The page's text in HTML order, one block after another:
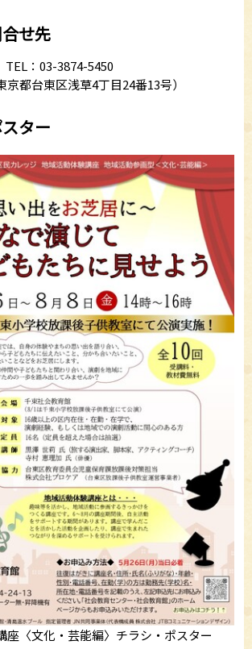
せ先
：03-3874-5450
都台東区浅草4丁目24番13号）
ター
座〈文化・芸能編〉チラシ・ポスター